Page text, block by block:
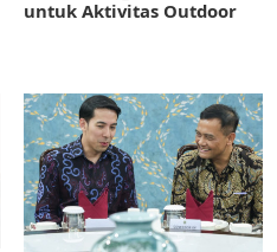
untuk Aktivitas Outdoor